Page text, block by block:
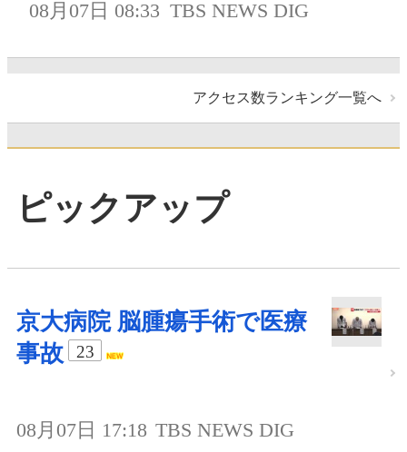
08月07日 08:33 TBS NEWS DIG
アクセス数ランキング一覧へ
ピックアップ
京大病院 脳腫瘍手術で医療
事故
23
08月07日 17:18 TBS NEWS DIG